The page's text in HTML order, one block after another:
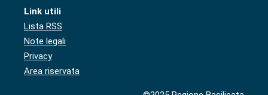
Link utili
Lista RSS
Note legali
Privacy
Area riservata